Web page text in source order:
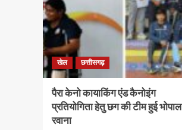
खेल छत्तीसगढ़
पैरा केनो कायाकिंग एंड कैनोइंग
प्रतियोगिता हेतु छग की टीम हुई भोपाल
रवाना